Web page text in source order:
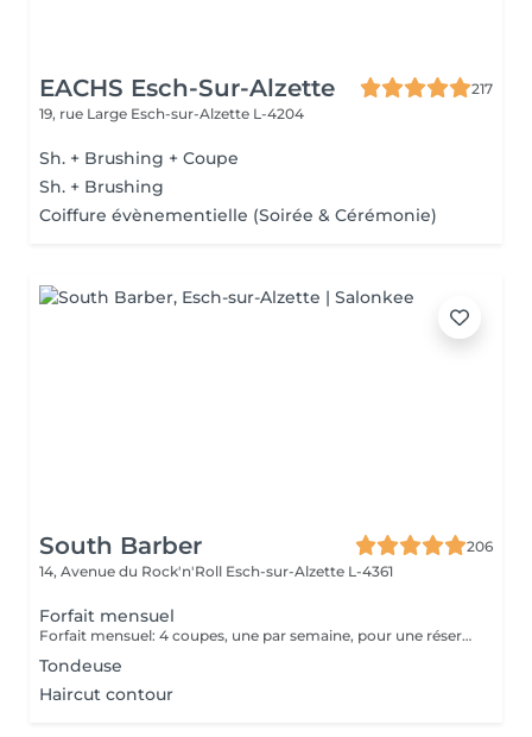
EACHS Esch-Sur-Alzette
217
19, rue Large Esch-sur-Alzette L-4204
Sh. + Brushing + Coupe
Sh. + Brushing
Coiffure évènementielle (Soirée & Cérémonie)
South Barber
206
14, Avenue du Rock'n'Roll Esch-sur-Alzette L-4361
Forfait mensuel
Forfait mensuel: 4 coupes, une par semaine, pour une réservation ou un renseignement nous restons joignable sur notre numéro: 26 30 07 57 Ou sur place directement
Tondeuse
Haircut contour